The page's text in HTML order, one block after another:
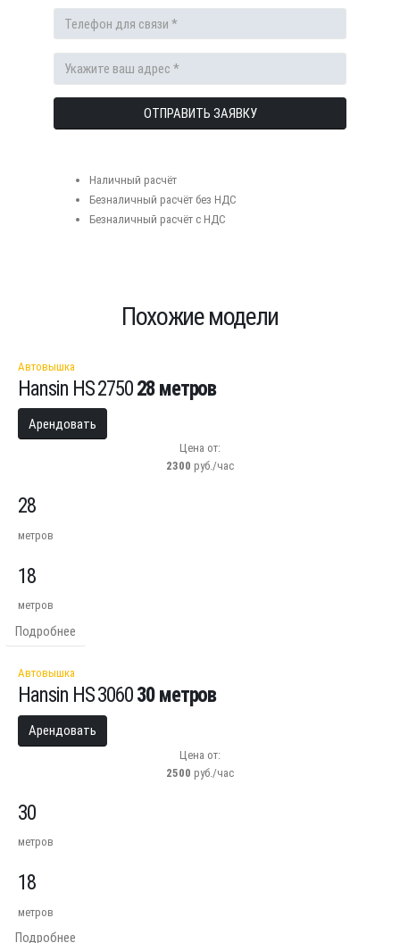
Наличный расчёт
Безналичный расчёт без НДС
Безналичный расчёт с НДС
Похожие модели
Автовышка
Hansin HS 275028 метров
Арендовать
Цена от:
2300 руб./час
28
метров
18
метров
Подробнее
Автовышка
Hansin HS 306030 метров
Арендовать
Цена от:
2500 руб./час
30
метров
18
метров
Подробнее